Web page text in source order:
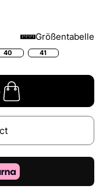
Größentabelle
40 41